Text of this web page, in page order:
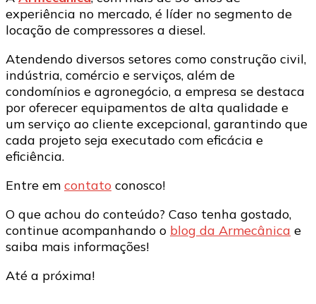
experiência no mercado, é líder no segmento de
locação de compressores a diesel.
Atendendo diversos setores como construção civil,
indústria, comércio e serviços, além de
condomínios e agronegócio, a empresa se destaca
por oferecer equipamentos de alta qualidade e
um serviço ao cliente excepcional, garantindo que
cada projeto seja executado com eficácia e
eficiência.
Entre em contato conosco!
O que achou do conteúdo? Caso tenha gostado,
continue acompanhando o blog da Armecânica e
saiba mais informações!
Até a próxima!